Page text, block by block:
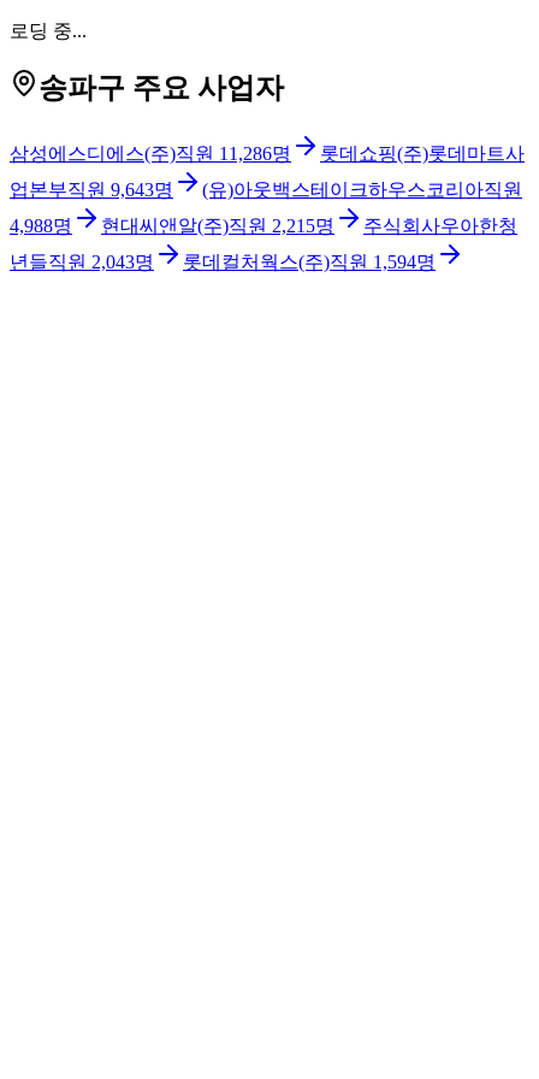
로딩 중...
송파구 주요 사업자
삼성에스디에스(주)직원 11,286명
롯데쇼핑(주)롯데마트사
업본부직원 9,643명 (유)아웃백스테이크하우스코리아직원
4,988명 현대씨앤알(주)직원 2,215명
주식회사우아한청
년들직원 2,043명 롯데컬처웍스(주)직원 1,594명